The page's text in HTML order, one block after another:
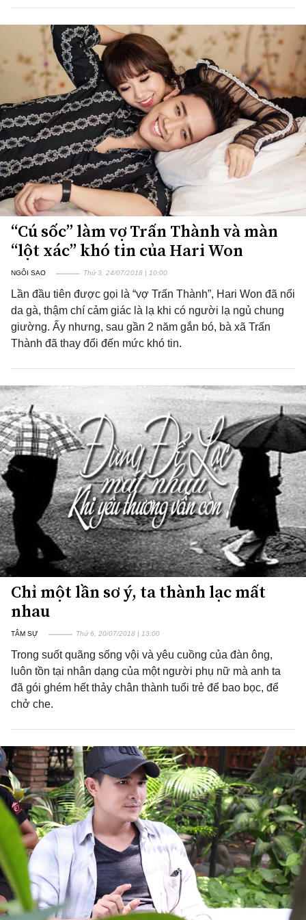
“Cú sốc” làm vợ Trấn Thành và màn
“lột xác” khó tin của Hari Won
NGÔI SAO Thứ 3, 24/07/2018 | 10:00
Lần đầu tiên được gọi là “vợ Trấn Thành”, Hari Won đã nổi
da gà, thậm chí cảm giác là lạ khi có người lạ ngủ chung
giường. Ấy nhưng, sau gần 2 năm gắn bó, bà xã Trấn
Thành đã thay đổi đến mức khó tin.
Chỉ một lần sơ ý, ta thành lạc mất
nhau
TÂM SỰ Thứ 6, 20/07/2018 | 13:00
Trong suốt quãng sống vội và yêu cuồng của đàn ông,
luôn tồn tại nhân dạng của một người phụ nữ mà anh ta
đã gói ghém hết thảy chân thành tuổi trẻ để bao bọc, để
chở che.